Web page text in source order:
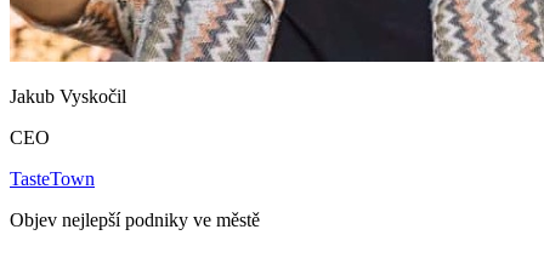
Jakub Vyskočil
CEO
TasteTown
Objev nejlepší podniky ve městě